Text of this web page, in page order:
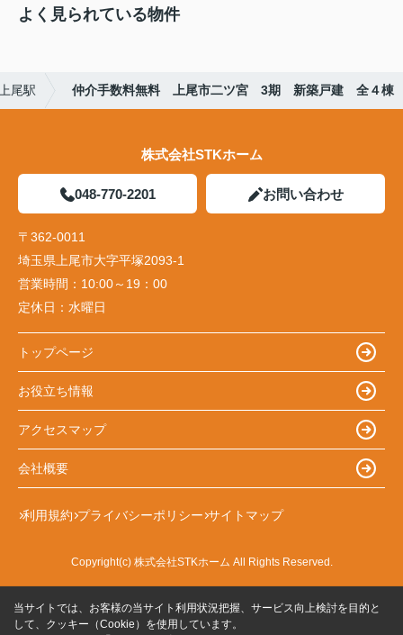
よく見られている物件
尾駅 仲介手数料無料 上尾市二ツ宮 3期 新築戸建 全４棟
株式会社STKホーム
048-770-2201 お問い合わせ
〒362-0011
埼玉県上尾市大字平塚2093-1
営業時間： 10:00～19：00
定休日： 水曜日
トップページ
お役立ち情報
アクセスマップ
会社概要
利用規約 プライバシーポリシー サイトマップ
Copyright(c) 株式会社STKホーム All Rights Reserved.
当サイトでは、お客様の当サイト利用状況把握、サービス向上検討を目的と
して、クッキー（Cookie）を使用しています。